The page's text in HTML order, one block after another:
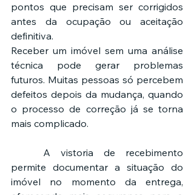
pontos que precisam ser corrigidos
antes da ocupação ou aceitação
definitiva.
Receber um imóvel sem uma análise
técnica pode gerar problemas
futuros. Muitas pessoas só percebem
defeitos depois da mudança, quando
o processo de correção já se torna
mais complicado.
permite documentar a situação do
imóvel no momento da entrega,